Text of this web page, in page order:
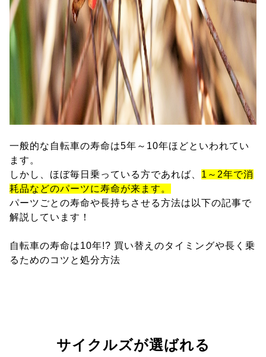
一般的な自転車の寿命は5年～10年ほどといわれてい
ます。
しかし、ほぼ毎日乗っている方であれば、 1～2年で消
耗品などのパーツに寿命が来ます。
パーツごとの寿命や長持ちさせる方法は以下の記事で
解説しています！
自転車の寿命は10年!? 買い替えのタイミングや長く乗
るためのコツと処分方法
サイクルズが選ばれる